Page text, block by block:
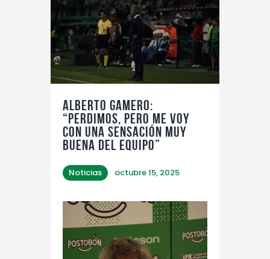
TIENDA
Alberto Gamero:
“Perdimos, pero me voy
con una sensación muy
buena del equipo”
Noticias octubre 15, 2025